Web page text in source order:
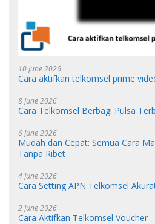
10 June 2026
Cara aktifkan telkomsel prime
8 June 2026
Cara Telkomsel Berbagi Pulsa
6 June 2026
Mudah dan Cepat: Semua Cara
Tanpa Ribet
4 June 2026
Cara Setting APN Telkomsel
2 June 2026
Cara Aktifkan Telkomsel Voucher